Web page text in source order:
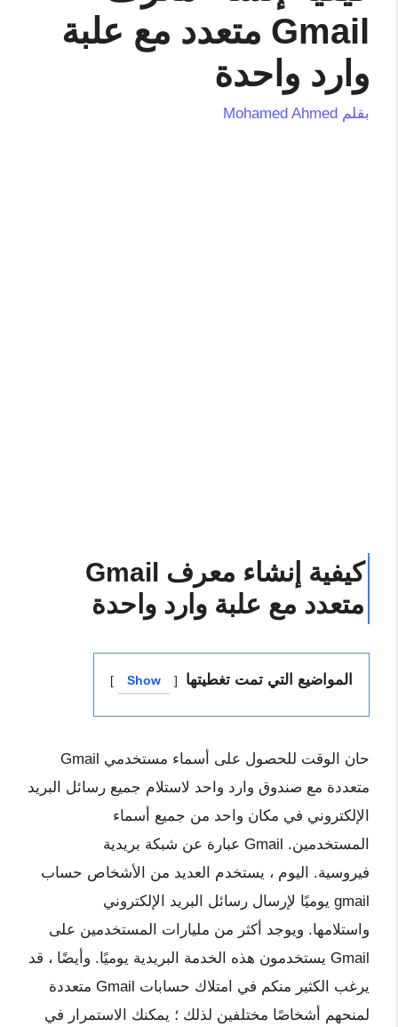
Gmail متعدد مع علبة
وارد واحدة
بقلم Mohamed Ahmed
كيفية إنشاء معرف Gmail
متعدد مع علبة وارد واحدة
المواضيع التي تمت تغطيتها Show
حان الوقت للحصول على أسماء مستخدمي Gmail
متعددة مع صندوق وارد واحد لاستلام جميع رسائل البريد
الإلكتروني في مكان واحد من جميع أسماء
المستخدمين. Gmail عبارة عن شبكة بريدية
فيروسية. اليوم ، يستخدم العديد من الأشخاص حساب
gmail يوميًا لإرسال رسائل البريد الإلكتروني
واستلامها. ويوجد أكثر من مليارات المستخدمين على
Gmail يستخدمون هذه الخدمة البريدية يوميًا. وأيضًا ، قد
يرغب الكثير منكم في امتلاك حسابات Gmail متعددة
لمنحهم أشخاصًا مختلفين لذلك ؛ يمكنك الاستمرار في